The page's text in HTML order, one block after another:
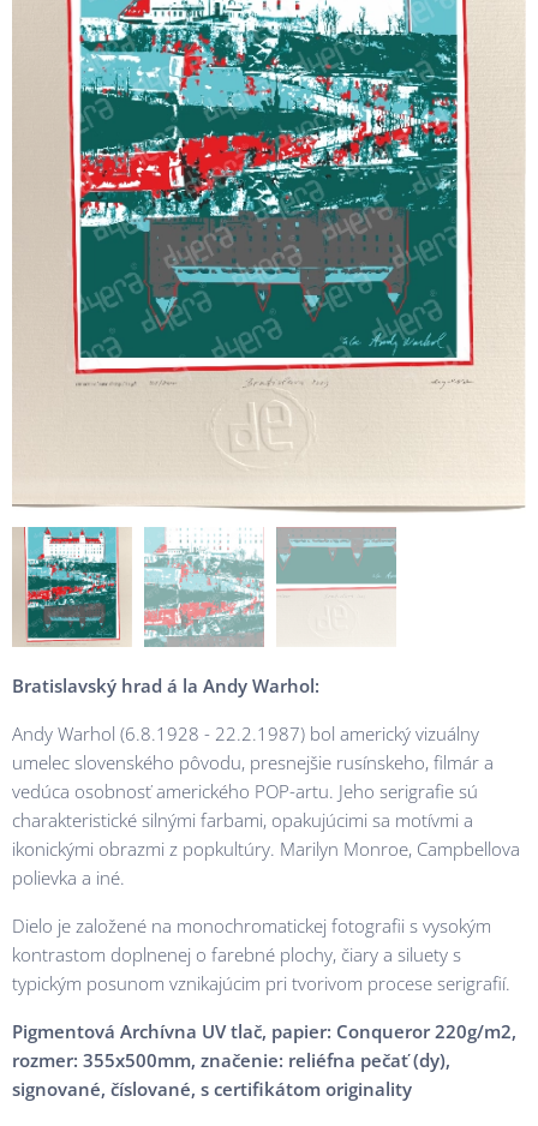
Bratislavský hrad á la Andy Warhol:
Andy Warhol (6.8.1928 - 22.2.1987) bol americký vizuálny
umelec slovenského pôvodu, presnejšie rusínskeho, filmár a
vedúca osobnosť amerického POP-artu. Jeho serigrafie sú
charakteristické silnými farbami, opakujúcimi sa motívmi a
ikonickými obrazmi z popkultúry. Marilyn Monroe, Campbellova
polievka a iné.
Dielo je založené na monochromatickej fotografii s vysokým
kontrastom doplnenej o farebné plochy, čiary a siluety s
typickým posunom vznikajúcim pri tvorivom procese serigrafií.
Pigmentová Archívna UV tlač, papier: Conqueror 220g/m2,
rozmer: 355x500mm, značenie: reliéfna pečať (dy),
signované, číslované, s certifikátom originality